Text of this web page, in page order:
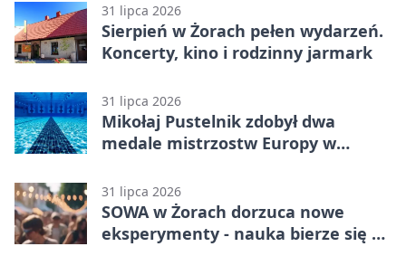
31 lipca 2026
Sierpień w Żorach pełen wydarzeń.
Koncerty, kino i rodzinny jarmark
31 lipca 2026
Mikołaj Pustelnik zdobył dwa
medale mistrzostw Europy w
31 lipca 2026
SOWA w Żorach dorzuca nowe
eksperymenty - nauka bierze się tu